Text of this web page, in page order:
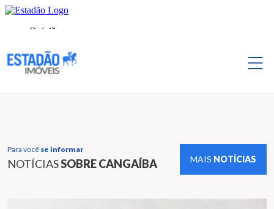
Para você se informar
NOTÍCIASSOBRE CANGAÍBA MAIS NOTÍCIAS